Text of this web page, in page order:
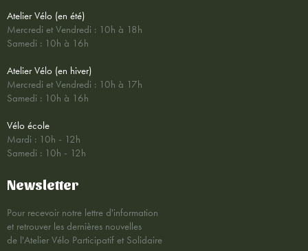
Atelier Vélo (en été)
Mercredi et Vendredi : 10h à 18h
Samedi : 10h à 16h
Atelier Vélo (en hiver)
Mercredi et Vendredi : 10h à 17h
Samedi : 10h à 16h
Vélo école
Mardi : 10h - 12h
Samedi : 10h - 12h
Newsletter
Pour recevoir notre lettre d'information
et retrouver les dernières nouvelles
de l'Atelier Vélo Participatif et Solidaire